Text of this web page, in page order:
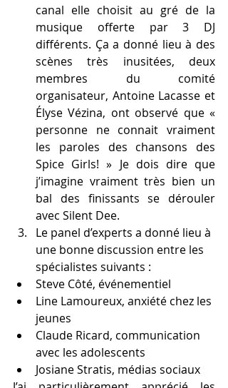
canal elle choisit au gré de la
musique offerte par 3 DJ
différents. Ça a donné lieu à des
scènes très inusitées, deux
membres du comité
organisateur, Antoine Lacasse et
Élyse Vézina, ont observé que «
personne ne connait vraiment
les paroles des chansons des
Spice Girls! » Je dois dire que
j’imagine vraiment très bien un
bal des finissants se dérouler
avec Silent Dee.
Le panel d’experts a donné lieu à
une bonne discussion entre les
spécialistes suivants :
Steve Côté, événementiel
Line Lamoureux, anxiété chez les
jeunes
Claude Ricard, communication
avec les adolescents
Josiane Stratis, médias sociaux